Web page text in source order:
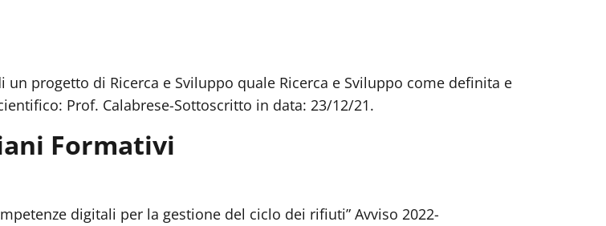
progetto di Ricerca e Sviluppo quale Ricerca e Sviluppo come definita e
Prof. Calabrese-Sottoscritto in data: 23/12/21.
Formativi
digitali per la gestione del ciclo dei rifiuti” Avviso 2022-